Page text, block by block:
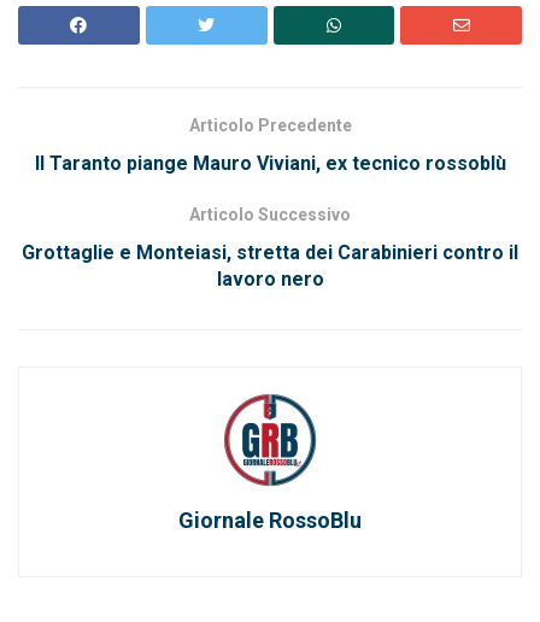
Articolo Precedente
Il Taranto piange Mauro Viviani, ex tecnico rossoblù
Articolo Successivo
Grottaglie e Monteiasi, stretta dei Carabinieri contro il
lavoro nero
Giornale RossoBlu